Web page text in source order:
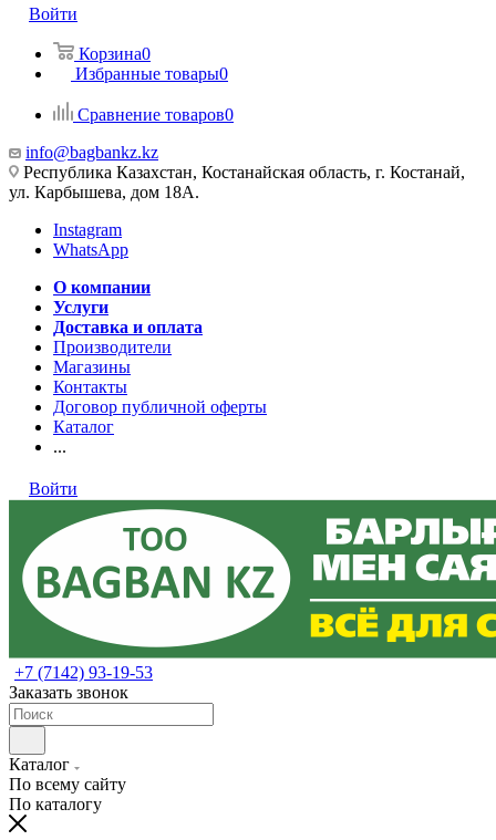
Войти
Корзина0
Избранные товары0
Сравнение товаров0
info@bagbankz.kz
Республика Казахстан, Костанайская область, г. Костанай,
ул. Карбышева, дом 18А.
Instagram
WhatsApp
О компании
Услуги
Доставка и оплата
Производители
Магазины
Контакты
Договор публичной оферты
Каталог
...
Войти
+7 (7142) 93-19-53
Заказать звонок
Каталог
По всему сайту
По каталогу